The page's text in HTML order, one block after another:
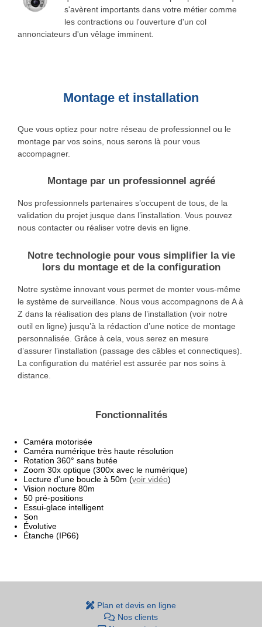
s'avèrent importants dans votre métier comme
les contractions ou l'ouverture d'un col
annonciateurs d'un vêlage imminent.
Montage et installation
Que vous optiez pour notre réseau de professionnel ou le
montage par vos soins, nous serons là pour vous
accompagner.
Montage par un professionnel agréé
Nos professionnels partenaires s’occupent de tous, de la
validation du projet jusque dans l’installation. Vous pouvez
nous contacter ou réaliser votre devis en ligne.
Notre technologie pour vous simplifier la vie
lors du montage et de la configuration
Notre système innovant vous permet de monter vous-même
le système de surveillance. Nous vous accompagnons de A à
Z dans la réalisation des plans de l’installation (voir notre
outil en ligne) jusqu’à la rédaction d’une notice de montage
personnalisée. Grâce à cela, vous serez en mesure
d’assurer l’installation (passage des câbles et connectiques).
La configuration du matériel est assurée par nos soins à
distance.
Fonctionnalités
Caméra motorisée
Caméra numérique très haute résolution
Rotation 360° sans butée
Zoom 30x optique (300x avec le numérique)
Lecture d'une boucle à 50m (voir vidéo)
Vision nocture 80m
50 pré-positions
Essui-glace intelligent
Son
Évolutive
Étanche (IP66)
Plan et devis en ligne
Nos clients